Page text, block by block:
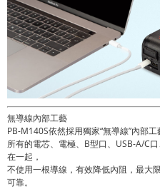
無導線內部工藝
PB-M140S依然採用獨家“無導線”內部工
所有的電芯、電極、B型口、USB-A/C
在一起，
不使用一根導線，有效降低內阻，最大
可靠。